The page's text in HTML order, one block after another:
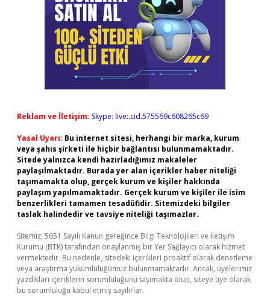
Reklam ve İletişim: Skype: live:.cid.575569c608265c69
Yasal Uyarı: Bu internet sitesi, herhangi bir marka, kurum
veya şahıs şirketi ile hiçbir bağlantısı bulunmamaktadır.
Sitede yalnızca kendi hazırladığımız makaleler
paylaşılmaktadır. Burada yer alan içerikler haber niteliği
taşımamakta olup, gerçek kurum ve kişiler hakkında
paylaşım yapılmamaktadır. Gerçek kurum ve kişiler ile isim
benzerlikleri tamamen tesadüfidir. Sitemizdeki bilgiler
taslak halindedir ve tavsiye niteliği taşımazlar.
Sitemiz, 5651 Sayılı Kanun gereğince Bilgi Teknolojileri ve İletişim
Kurumu (BTK) tarafından onaylanmış bir Yer Sağlayıcı olarak hizmet
vermektedir. Bu nedenle, sitedeki içerikleri proaktif olarak denetleme
veya araştırma yükümlülüğümüz bulunmamaktadır. Ancak, üyelerimiz
yazdıkları içeriklerin sorumluluğunu taşımakta olup, siteye üye olarak
bu sorumluluğu kabul etmiş sayılırlar.